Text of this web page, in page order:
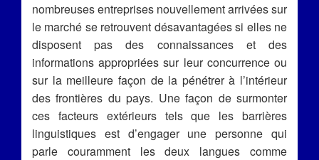
nombreuses entreprises nouvellement arrivées sur
le marché se retrouvent désavantagées si elles ne
disposent pas des connaissances et des
informations appropriées sur leur concurrence ou
sur la meilleure façon de la pénétrer à l’intérieur
des frontières du pays. Une façon de surmonter
ces facteurs extérieurs tels que les barrières
linguistiques est d’engager une personne qui
parle couramment les deux langues comme